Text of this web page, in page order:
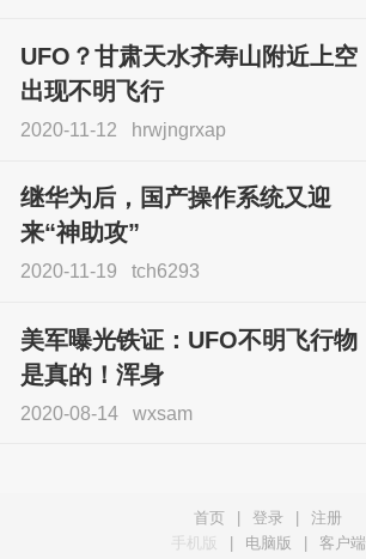
UFO？甘肃天水齐寿山附近上空
出现不明飞行
2020-11-12 hrwjngrxap
继华为后，国产操作系统又迎
来“神助攻”
2020-11-19 tch6293
美军曝光铁证：UFO不明飞行物
是真的！浑身
2020-08-14 wxsam
首页 登录
注册
手机版
电脑版 客户端